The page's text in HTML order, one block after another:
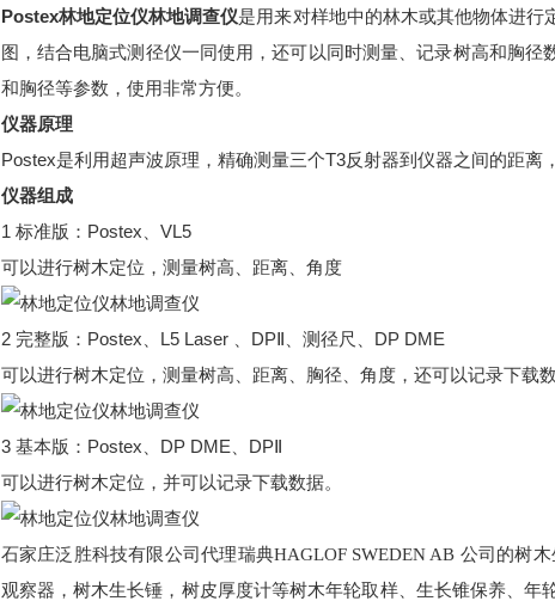
Postex林地定位仪林地调查仪是用来对样地中的林木或其他物体进行
图，结合电脑式测径仪一同使用，还可以同时测量、记录树高和胸
和胸径等参数，使用非常方便。
仪器原理
Postex是利用超声波原理，精确测量三个T3反射器到仪器之间的距离
仪器组成
1 标准版：Postex、VL5
可以进行树木定位，测量树高、距离、角度
2 完整版：Postex、L5 Laser 、DPⅡ、测径尺、DP DME
可以进行树木定位，测量树高、距离、胸径、角度，还可以记录下载数
3 基本版：Postex、DP DME、DPⅡ
可以进行树木定位，并可以记录下载数据。
石家庄泛胜科技有限公司代理瑞典HAGLOF SWEDEN AB 公司的树
观察器，树木生长锤，树皮厚度计等树木年轮取样、生长锥保养、年